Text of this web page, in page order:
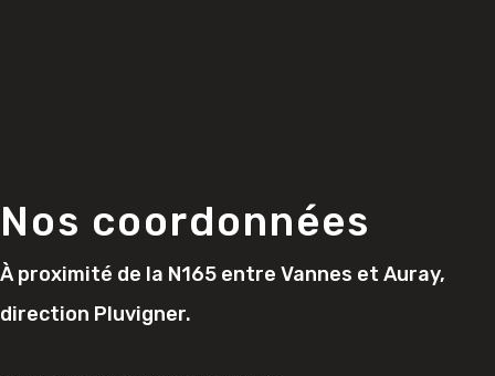
Nos coordonnées
À proximité de la N165 entre Vannes et Auray,
direction Pluvigner.